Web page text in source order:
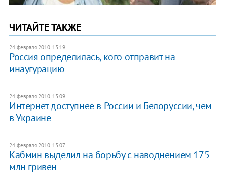
ЧИТАЙТЕ ТАКЖЕ
24 февраля 2010, 13:19
Россия определилась, кого отправит на
инаугурацию
24 февраля 2010, 13:09
Интернет доступнее в России и Белоруссии, чем
в Украине
24 февраля 2010, 13:07
Кабмин выделил на борьбу с наводнением 175
млн гривен